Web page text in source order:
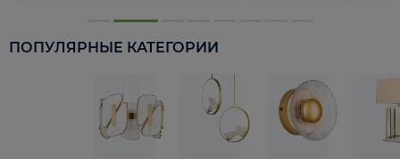
ПОПУЛЯРНЫЕ КАТЕГОРИИ